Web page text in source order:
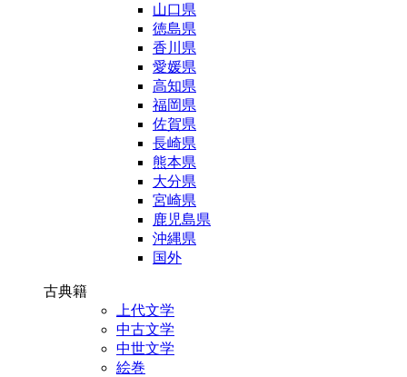
山口県
徳島県
香川県
愛媛県
高知県
福岡県
佐賀県
長崎県
熊本県
大分県
宮崎県
鹿児島県
沖縄県
国外
古典籍
上代文学
中古文学
中世文学
絵巻